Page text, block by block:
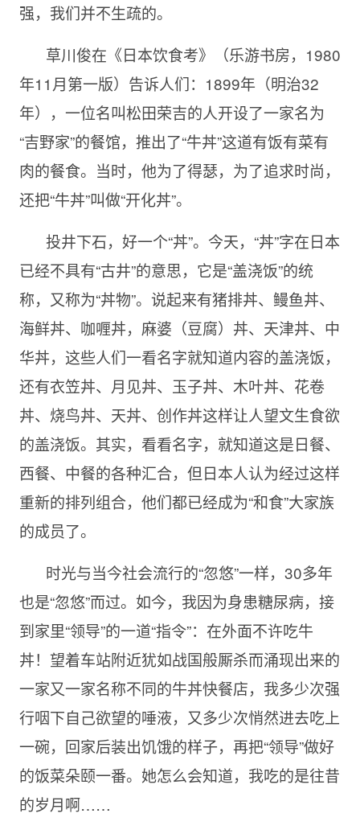
强，我们并不生疏的。
草川俊在《日本饮食考》（乐游书房，1980
年11月第一版）告诉人们：1899年（明治32
年），一位名叫松田荣吉的人开设了一家名为
“吉野家”的餐馆，推出了“牛丼”这道有饭有菜有
肉的餐食。当时，他为了得瑟，为了追求时尚，
还把“牛丼”叫做“开化丼”。
投井下石，好一个“丼”。今天，“丼”字在日本
已经不具有“古井”的意思，它是“盖浇饭”的统
称，又称为“丼物”。说起来有猪排丼、鳗鱼丼、
海鲜丼、咖喱丼，麻婆（豆腐）丼、天津丼、中
华丼，这些人们一看名字就知道内容的盖浇饭，
还有衣笠丼、月见丼、玉子丼、木叶丼、花卷
丼、烧鸟丼、天丼、创作丼这样让人望文生食欲
的盖浇饭。其实，看看名字，就知道这是日餐、
西餐、中餐的各种汇合，但日本人认为经过这样
重新的排列组合，他们都已经成为“和食”大家族
的成员了。
时光与当今社会流行的“忽悠”一样，30多年
也是“忽悠”而过。如今，我因为身患糖尿病，接
到家里“领导”的一道“指令”：在外面不许吃牛
丼！望着车站附近犹如战国般厮杀而涌现出来的
一家又一家名称不同的牛丼快餐店，我多少次强
行咽下自己欲望的唾液，又多少次悄然进去吃上
一碗，回家后装出饥饿的样子，再把“领导”做好
的饭菜朵颐一番。她怎么会知道，我吃的是往昔
的岁月啊……